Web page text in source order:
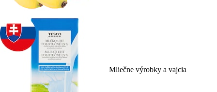
Mliečne výrobky a vajcia